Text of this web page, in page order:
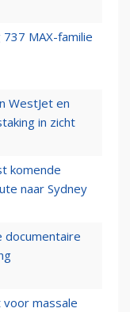
MAX-familie
WestJet en
in zicht
komende
naar Sydney
documentaire
massale